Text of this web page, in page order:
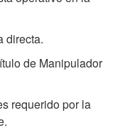
directa.
de Manipulador
requerido por la